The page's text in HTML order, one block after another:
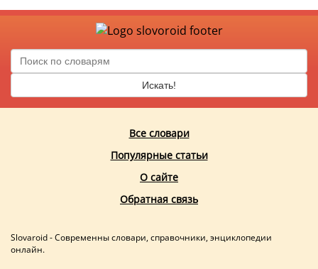
Искать!
Все словари
Популярные статьи
О сайте
Обратная связь
Slovaroid - Современны словари, справочники, энциклопедии
онлайн.